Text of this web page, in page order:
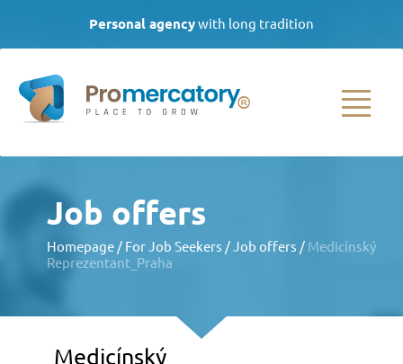
Personal agencywith long tradition
| Call daily from 8.00 to 16.00
HOMEPAGE
Employee selection
Job offers
Homepage / For Job Seekers /Job offers / Medicínský
Reprezentant_Praha
Medicínský